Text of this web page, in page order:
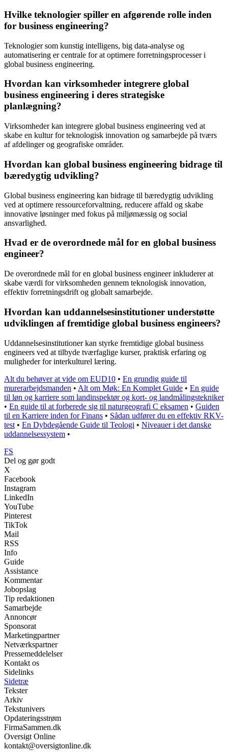
Hvilke teknologier spiller en afgørende rolle inden
for business engineering?
Teknologier som kunstig intelligens, big data-analyse og
automatisering er centrale for at optimere forretningsprocesser i
global business engineering.
Hvordan kan virksomheder integrere global
business engineering i deres strategiske
planlægning?
Virksomheder kan integrere global business engineering ved at
skabe en kultur for teknologisk innovation og samarbejde på tværs
af afdelinger og geografiske områder.
Hvordan kan global business engineering bidrage til
bæredygtig udvikling?
Global business engineering kan bidrage til bæredygtig udvikling
ved at optimere ressourceforvaltning, reducere affald og skabe
innovative løsninger med fokus på miljømæssig og social
ansvarlighed.
Hvad er de overordnede mål for en global business
engineer?
De overordnede mål for en global business engineer inkluderer at
skabe værdi for virksomheden gennem teknologisk innovation,
effektiv forretningsdrift og globalt samarbejde.
Hvordan kan uddannelsesinstitutioner understøtte
udviklingen af fremtidige global business engineers?
Uddannelsesinstitutioner kan styrke fremtidige global business
engineers ved at tilbyde tværfaglige kurser, praktisk erfaring og
muligheder for interkulturel læring.
Alt du behøver at vide om EUD10 • En grundig guide til
murerarbejdsmanden • Alt om Møk: En Komplet Guide • En guide
til løn og karriere som landinspektør og kort- og landmålingstekniker
• En guide til at forberede sig til naturgeografi C eksamen • Guiden
til en Karriere inden for Finans • Sådan udfører du en effektiv RKV-
test • En Dybdegående Guide til Teologi • Niveauer i det danske
uddannelsessystem •
FS
Del og gør godt
X
Facebook
Instagram
LinkedIn
YouTube
Pinterest
TikTok
Mail
RSS
Info
Guide
Assistance
Kommentar
Jobopslag
Tip redaktionen
Samarbejde
Annoncør
Sponsorat
Marketingpartner
Netværkspartner
Pressemeddelelser
Kontakt os
Sidelinks
Sidetræ
Tekster
Arkiv
Tekstunivers
Opdateringsstrøm
FirmaSammen.dk
Oversigt Online
kontakt@oversigtonline.dk